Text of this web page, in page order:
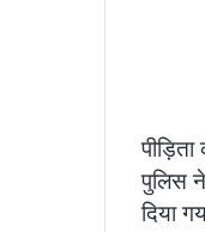
पुलिस
दिया